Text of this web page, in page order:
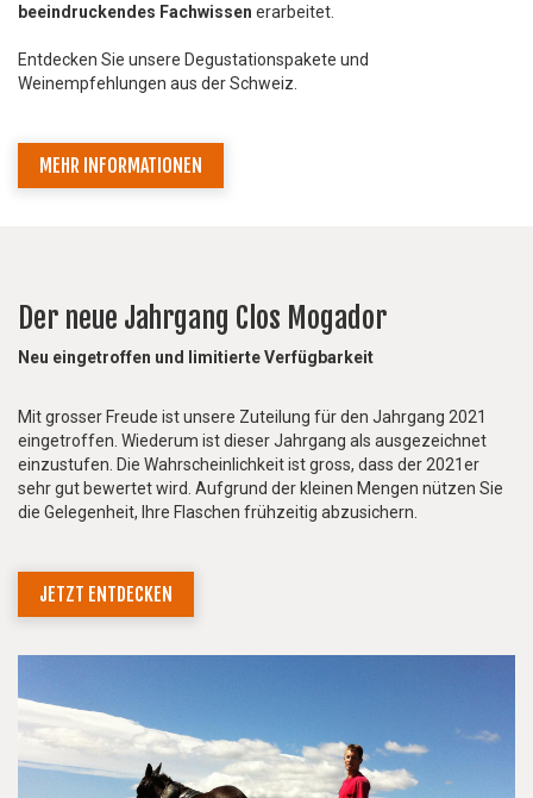
beeindruckendes Fachwissen erarbeitet.
Entdecken Sie unsere Degustationspakete und
Weinempfehlungen aus der Schweiz.
MEHR INFORMATIONEN
Der neue Jahrgang Clos Mogador
Neu eingetroffen und limitierte Verfügbarkeit
Mit grosser Freude ist unsere Zuteilung für den Jahrgang 2021
eingetroffen. Wiederum ist dieser Jahrgang als ausgezeichnet
einzustufen. Die Wahrscheinlichkeit ist gross, dass der 2021er
sehr gut bewertet wird. Aufgrund der kleinen Mengen nützen Sie
die Gelegenheit, Ihre Flaschen frühzeitig abzusichern.
JETZT ENTDECKEN